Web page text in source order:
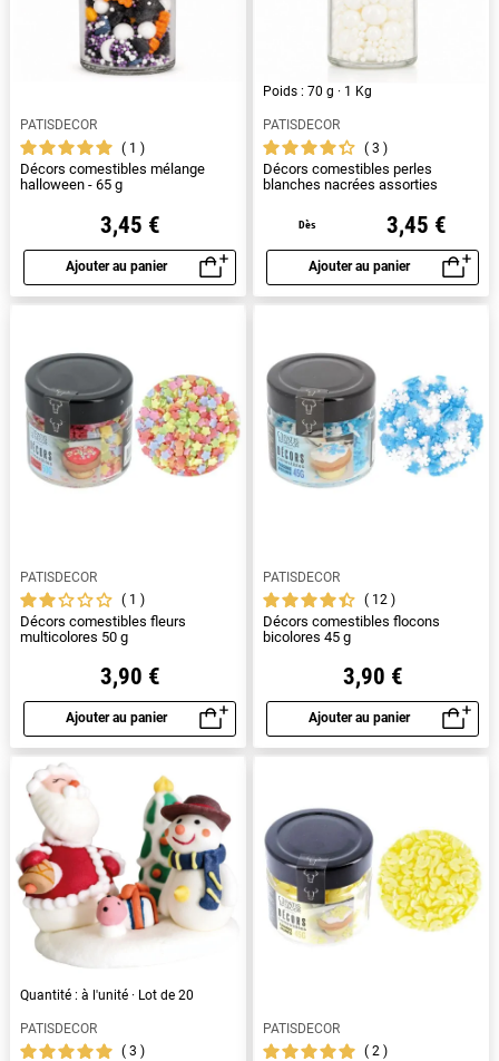
PATISDECOR
1
Décors comestibles mélange
halloween - 65 g
3,45 €
Ajouter au panier
Aperçu rapide
Poids : 70 g · 1 Kg
PATISDECOR
3
Décors comestibles perles
blanches nacrées assorties
Dès 3,45 €
Ajouter au panier
Aperçu rapide
PATISDECOR
1
Décors comestibles fleurs
multicolores 50 g
3,90 €
Ajouter au panier
Aperçu rapide
PATISDECOR
12
Décors comestibles flocons
bicolores 45 g
3,90 €
Ajouter au panier
Aperçu rapide
Quantité : à l'unité · Lot de 20
PATISDECOR
3
PATISDECOR
2